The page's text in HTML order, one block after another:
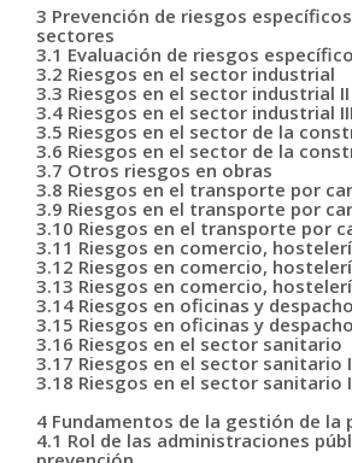
3 Prevención de riesgos
sectores
3.1 Evaluación de riesgos
3.2 Riesgos en el sector industrial
3.3 Riesgos en el sector industrial II
3.4 Riesgos en el sector industrial III
3.5 Riesgos en el sector de la
3.6 Riesgos en el sector de la
3.7 Otros riesgos en obras
3.8 Riesgos en el transporte por
3.9 Riesgos en el transporte por
3.10 Riesgos en el transporte por
3.11 Riesgos en comercio,
3.12 Riesgos en comercio,
3.13 Riesgos en comercio,
3.14 Riesgos en oficinas y
3.15 Riesgos en oficinas y
3.16 Riesgos en el sector sanitario
3.17 Riesgos en el sector sanitario
3.18 Riesgos en el sector sanitario
4 Fundamentos de la gestión de la
4.1 Rol de las administraciones